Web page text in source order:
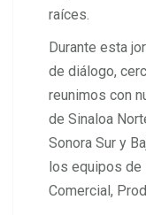
raíces.
Durante esta
de diálogo,
reunimos con
de Sinaloa
Sonora Sur y
los equipos de
Comercial,